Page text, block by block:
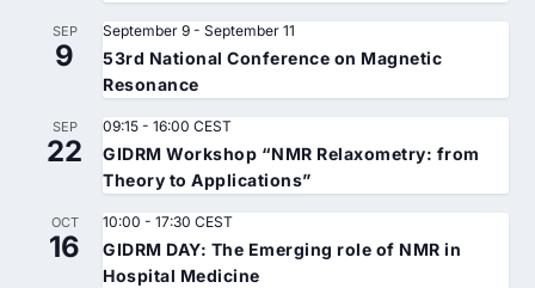
SEP
9
September 9 -September 11
53rd National Conference on Magnetic
Resonance
SEP
22
09:15 -16:00 CEST
GIDRM Workshop “NMR Relaxometry: from
Theory to Applications”
OCT
16
10:00 -17:30 CEST
GIDRM DAY: The Emerging role of NMR in
Hospital Medicine